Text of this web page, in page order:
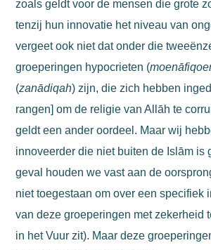
zoals geldt voor de mensen die grote
tenzij hun innovatie het niveau van
vergeet ook niet dat onder die
groeperingen hypocrieten (
(zanādiqah) zijn, die zich hebben
rangen] om de religie van Allāh te
geldt een ander oordeel. Maar wij
innoveerder die niet buiten de Islām is
geval houden we vast aan de
niet toegestaan om over een specifiek
van deze groeperingen met zekerheid
in het Vuur zit). Maar deze